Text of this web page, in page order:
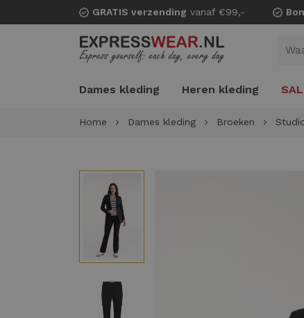
GRATIS verzending vanaf €99,-
Dames kleding Heren kleding
Home Dames kleding Broeken